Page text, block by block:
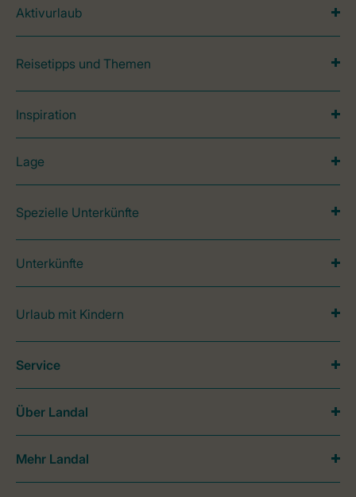
Aktivurlaub
Reisetipps und Themen
Inspiration
Lage
Spezielle Unterkünfte
Unterkünfte
Urlaub mit Kindern
Service
Über Landal
Mehr Landal